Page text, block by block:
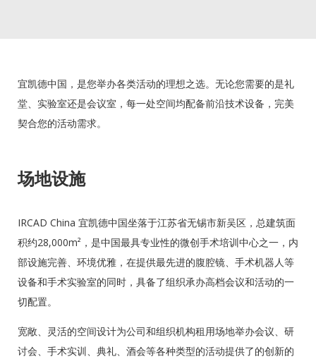
宜凯德中国，是您举办各类活动的理想之选。无论您需要的是礼
堂、实验室还是会议室，每一处空间均配备前沿技术设备，完美
契合您的活动需求。
场地设施
IRCAD China 宜凯德中国坐落于江苏省无锡市新吴区，总建筑面
积约28,000m²，是中国最具专业性的微创手术培训中心之一，内
部设施完善、环境优雅，在提供最先进的腹腔镜、手术机器人等
设备和手术实验室的同时，具备了组织承办高档会议和活动的一
切配置。
宽敞、灵活的空间设计为公司和组织机构租用场地举办会议、研
讨会、手术实训、典礼、酒会等各种类型的活动提供了的创新的